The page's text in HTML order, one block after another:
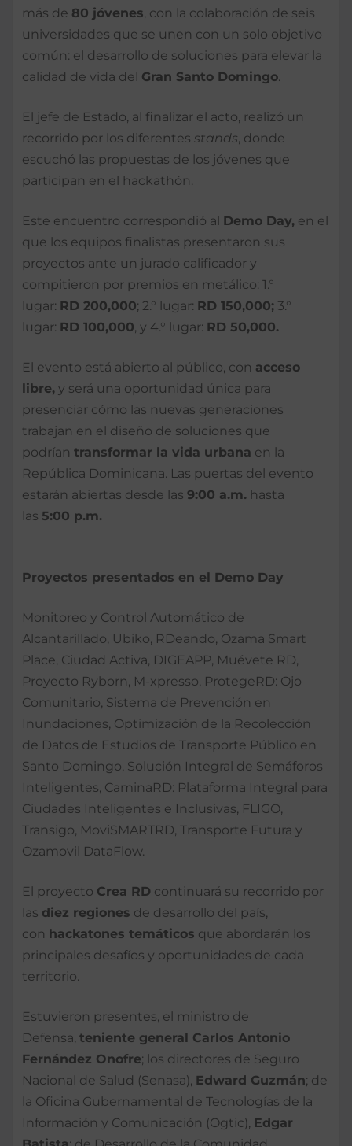
más de 80 jóvenes , con la colaboración de seis
universidades que se unen con un solo objetivo
común: el desarrollo de soluciones para elevar la
calidad de vida del Gran Santo Domingo
El jefe de Estado, al finalizar el acto, realizó un
recorrido por los diferentes stands , donde
escuchó las propuestas de los jóvenes que
participan en el hackathón.
Este encuentro correspondió al Demo Day, en el
que los equipos finalistas presentaron sus
proyectos ante un jurado calificador y
compitieron por premios en metálico: 1.°
lugar: RD 200,000; 2.° lugar: RD 150,000; 3.°
lugar: RD 100,000 , y 4.° lugar: RD 50,000.
El evento está abierto al público, con acceso
libre, y será una oportunidad única para
presenciar cómo las nuevas generaciones
trabajan en el diseño de soluciones que
podrían transformar la vida urbana en la
República Dominicana. Las puertas del evento
estarán abiertas desde las 9:00 a.m. hasta
las 5:00 p.m.
Proyectos presentados en el Demo Day
Monitoreo y Control Automático de
Alcantarillado, Ubiko, RDeando, Ozama Smart
Place, Ciudad Activa, DIGEAPP, Muévete RD,
Proyecto Ryborn, M-xpresso, ProtegeRD: Ojo
Comunitario, Sistema de Prevención en
Inundaciones, Optimización de la Recolección
de Datos de Estudios de Transporte Público en
Santo Domingo, Solución Integral de Semáforos
Inteligentes, CaminaRD: Plataforma Integral para
Ciudades Inteligentes e Inclusivas, FLIGO,
Transigo, MoviSMARTRD, Transporte Futura y
Ozamovil DataFlow.
El proyecto Crea RD continuará su recorrido por
las diez regiones de desarrollo del país,
con hackatones temáticos que abordarán los
principales desafíos y oportunidades de cada
territorio.
Estuvieron presentes, el ministro de
Defensa, teniente general Carlos Antonio
Fernández Onofre; los directores de Seguro
Nacional de Salud (Senasa), Edward Guzmán; de
la Oficina Gubernamental de Tecnologías de la
Información y Comunicación (Ogtic), Edgar